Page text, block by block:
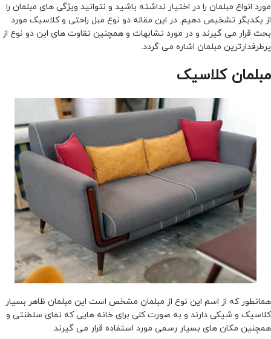
مورد انواع مبلمان را در اختیار نداشته باشید و نتوانید ویژگی های مبلمان را
از یکدیگر تشخیص دهیم. در این مقاله دو نوع مبل راحتی و کلاسیک مورد
بحث قرار می گیرند و در مورد تشابهات و همچنین تقاوت های این دو نوع از
پرطرفدارترین مبلمان اشاره می گردد.
مبلمان کلاسیک
همانطور که از اسم این نوع از مبلمان مشخص است این مبلمان ظاهر بسیار
کلاسیک و شیکی دارند و به صورت کلی برای خانه هایی که نمای سلطنتی و
همچنین مکان های بسیار رسمی مورد استفاده قرار می گیرند.